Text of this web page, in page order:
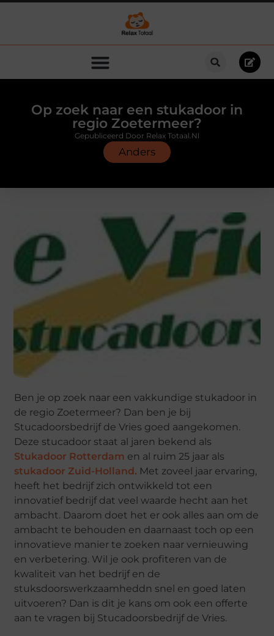
Op zoek naar een stukadoor in
regio Zoetermeer?
Anders
Gepubliceerd Door Relax Totaal.nl
Ben je op zoek naar een vakkundige stukadoor in
de regio Zoetermeer? Dan ben je bij
Stucadoorsbedrijf de Vries goed aangekomen.
Deze stucadoor staat al jaren bekend als
Stukadoor Rotterdam en al ruim 25 jaar als
stukadoor Zuid-Holland. Met zoveel jaar ervaring,
heeft het bedrijf zich ontwikkeld tot een
innovatief bedrijf dat veel waarde hecht aan het
ambacht. Daarom doet het er ook alles aan om de
ambacht te behouden en daarnaast toch op een
innovatieve manier te zoeken naar vernieuwing
en verbetering. Wil je ook profiteren van de
kwaliteit van het bedrijf en de
stuksdoorswerkzaamheddn snel en goed laten
uitvoeren? Dan is dit je kans om ook een offerte
aan te vragen bij Stucadoorsbedrijf de Vries.